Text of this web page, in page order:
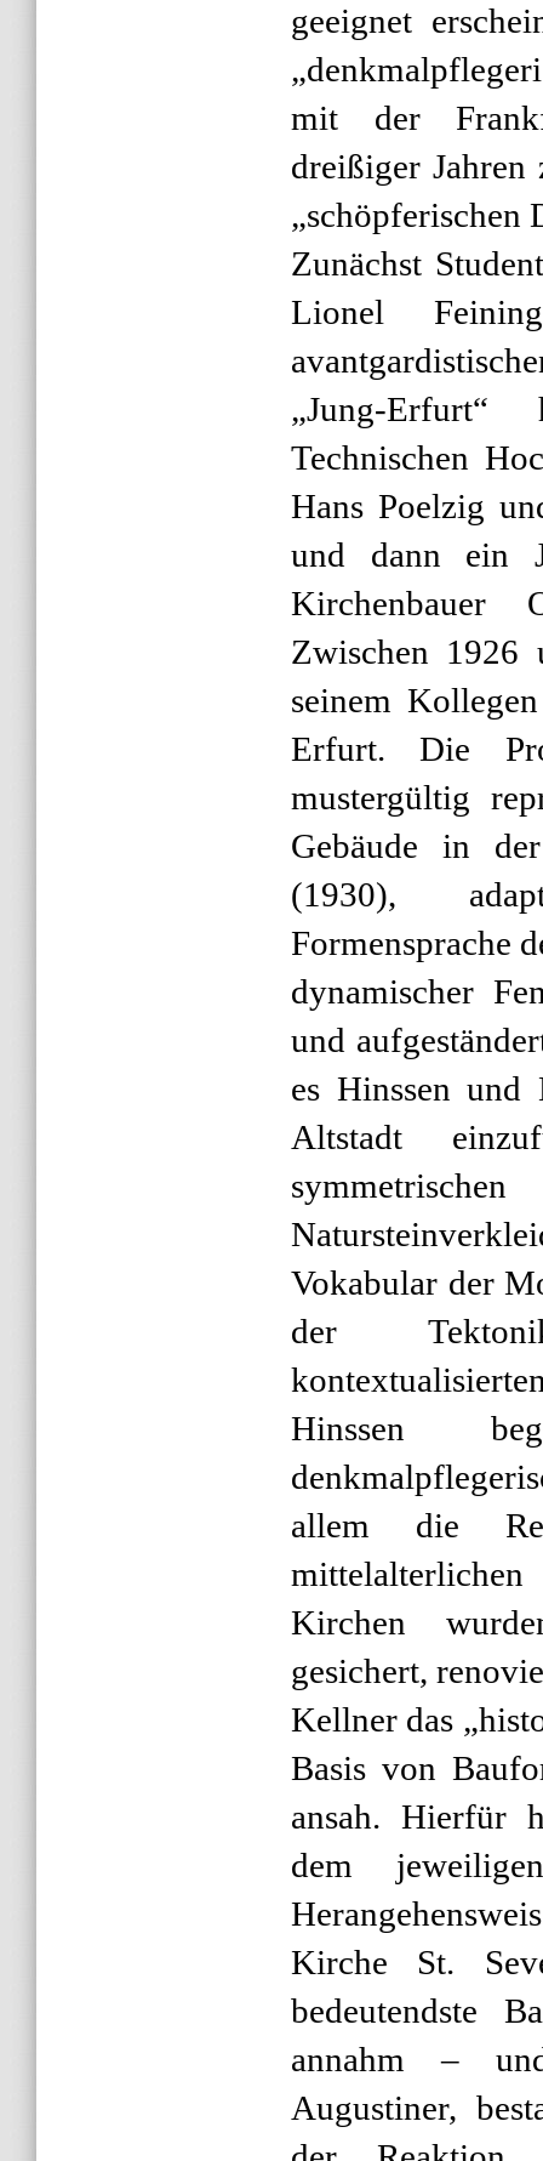
geeignet
mit der
dreißiger Jahren
„schöpferischen
Zunächst
Lionel
„Jung-
Technischen
Hans Poelzig
und dann ein
Kirchenbauer
Zwischen
seinem
Erfurt. Die
mustergültig
Gebäude in
(1930),
Formensprache
dynamischer
und
es Hinssen
Altstadt
Vokabular der
der
Hinssen
allem die
Kirchen
gesichert,
Kellner das
Basis von
ansah. Hierfür
dem
Kirche St.
bedeutendste
annahm –
Augustiner,